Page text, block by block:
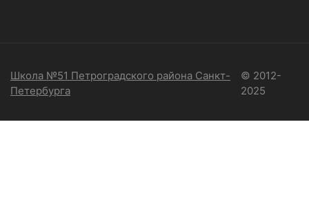
Школа №51 Петроградского района Санкт-
Петербурга
© 2012-
2025